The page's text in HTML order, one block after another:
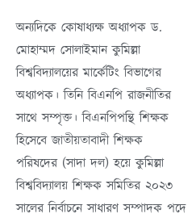
অন্যদিকে কোষাধ্যক্ষ অধ্যাপক ড.
মোহাম্মদ সোলাইমান কুমিল্লা
বিশ্ববিদ্যালয়ের মার্কেটিং বিভাগের
অধ্যাপক। তিনি বিএনপি রাজনীতির
সাথে সম্পৃক্ত। বিএনপিপন্থি শিক্ষক
হিসেবে জাতীয়তাবাদী শিক্ষক
পরিষদের (সাদা দল) হয়ে কুমিল্লা
বিশ্ববিদ্যালয় শিক্ষক সমিতির ২০২৩
সালের নির্বাচনে সাধারণ সম্পাদক পদে